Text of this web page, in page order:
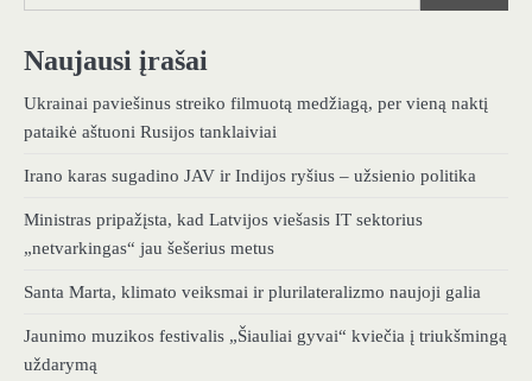
Naujausi įrašai
Ukrainai paviešinus streiko filmuotą medžiagą, per vieną naktį
pataikė aštuoni Rusijos tanklaiviai
Irano karas sugadino JAV ir Indijos ryšius – užsienio politika
Ministras pripažįsta, kad Latvijos viešasis IT sektorius
„netvarkingas“ jau šešerius metus
Santa Marta, klimato veiksmai ir plurilateralizmo naujoji galia
Jaunimo muzikos festivalis „Šiauliai gyvai“ kviečia į triukšmingą
uždarymą